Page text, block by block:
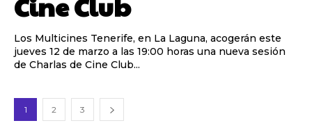
Los Multicines Tenerife, en La Laguna, acogerán este
jueves 12 de marzo a las 19:00 horas una nueva sesión
de Charlas de Cine Club...
1 2 3